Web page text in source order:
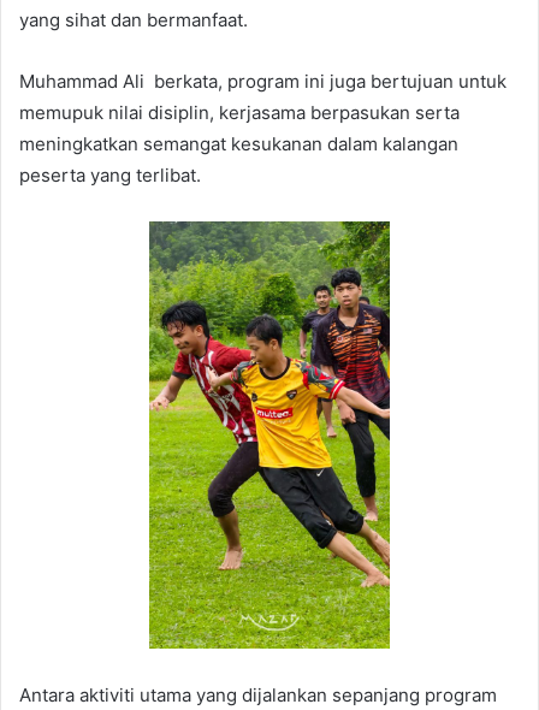
yang sihat dan bermanfaat.
Muhammad Ali berkata, program ini juga bertujuan untuk
memupuk nilai disiplin, kerjasama berpasukan serta
meningkatkan semangat kesukanan dalam kalangan
peserta yang terlibat.
Antara aktiviti utama yang dijalankan sepanjang program